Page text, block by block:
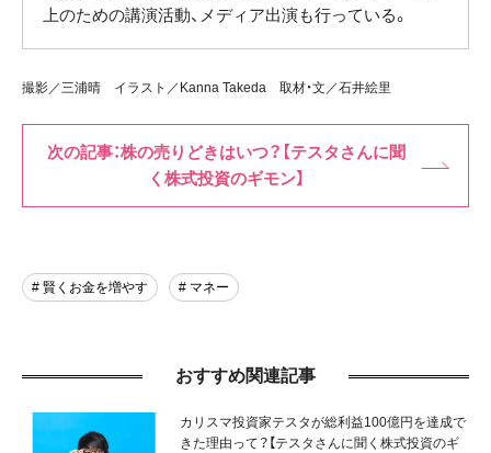
上のための講演活動、メディア出演も行っている。
撮影／三浦晴 イラスト／Kanna Takeda 取材・文／石井絵里
次の記事：株の売りどきはいつ？【テスタさんに聞
く株式投資のギモン】
# 賢くお金を増やす # マネー
おすすめ関連記事
カリスマ投資家テスタが総利益100億円を達成で
きた理由って？【テスタさんに聞く株式投資のギ